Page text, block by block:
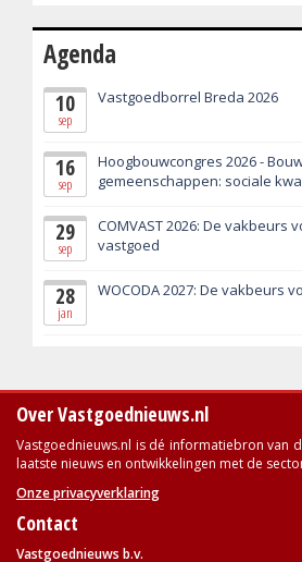
Agenda
10
sep
Vastgoedborrel Breda 2026
16
sep
Hoogbouwcongres 2026 -
gemeenschappen: sociale
29
sep
COMVAST 2026: De vakbeurs
vastgoed
28
jan
WOCODA 2027: De vakbeurs
Over Vastgoednieuws.nl
Vastgoednieuws.nl is dé informatiebron van
laatste nieuws en ontwikkelingen met de
Onze privacyverklaring
Contact
Vastgoednieuws b.v.